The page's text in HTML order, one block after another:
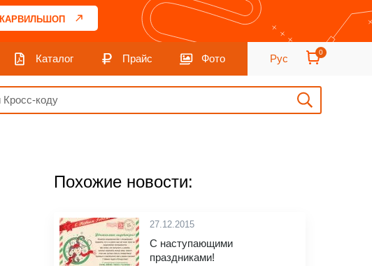
КАРВИЛЬШОП
Каталог Прайс Фото Рус
0
Похожие новости:
27.12.2015
С наступающими
праздниками!